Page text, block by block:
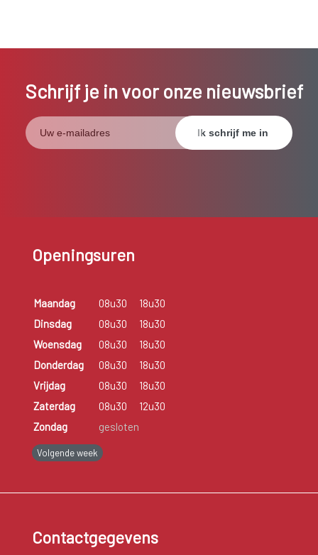
Schrijf je in voor onze nieuwsbrief
Openingsuren
Maandag 08u30
18u30
Dinsdag
08u30
18u30
Woensdag
08u30
18u30
Donderdag
08u30
18u30
Vrijdag
08u30
18u30
Zaterdag
08u30
12u30
Zondag
gesloten
Volgende week
Contactgegevens